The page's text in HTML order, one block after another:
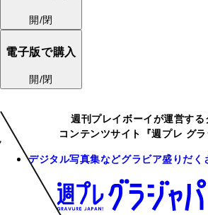
開/閉
電子版で購入
開/閉
週刊プレイボーイが運営する
コンテンツサイト『週プレ グラ
デジタル写真集などグラビア盛りだく